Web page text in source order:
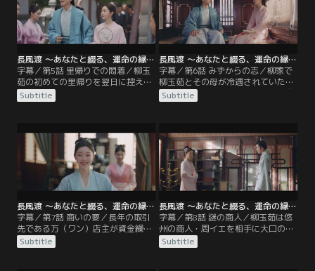
が、主だった結納品がすべて柳玉茹
の名義になっていることに不満をあ
らわにするが、それは柳家の状況を
察した顧九思の心遣いだった。
を柳玉茹に委ねる。理解ある義両親
の言葉に勇気づけられた柳玉茹は、
使用人たちを集め、顧九思について
聞き取りを開始。
長風渡 ～あなたと綴る、運命の縁～ 第05話／字幕
字幕／第5話 里帰りでの悶着／柳玉
茹の初めての里帰りを翌日に控え、
柳家では張月児が妓楼での玉茹の振
る舞いを当主・柳宣（リウ・シュエ
た柳宣は、柳玉茹のしつけがなって
いないとして正妻の蘇婉に罰を与え
る。翌日、柳家を訪れた柳玉茹と顧
九思は両親らとなごやかに歓談する
Subtitle
長風渡 ～あなたと綴る、運命の縁～ 第06話／字幕
字幕／第6話 みずからの志／柳家で
柳玉茹とその母が冷遇されていたこ
とを知った顧九思は、これからは自
分が守ると玉茹に約束する。夫を見
隙あらば遊びたい九思は浮かない顔
だ。柳玉茹から休む間もなく勉強す
るよう叱咤されうんざりした九思
は、自分の志はないのかと玉茹に問
いかける。
Subtitle
長風渡 ～あなたと綴る、運命の縁～ 第07話／字幕
字幕／第7話 商いの要／長年の取引
先である万（ワン）店主が資金繰り
に窮していることを知った柳玉茹
は、機転を利かせて取引を助ける。
Subtitle
長風渡 ～あなたと綴る、運命の縁～ 第08話／字幕
字幕／第8話 謎の商人／柳玉茹は悠
州の商人・周イエを相手に大口の商
いを進めていたが、契約まであと一
歩というところで取引が頓挫してし
Subtitle